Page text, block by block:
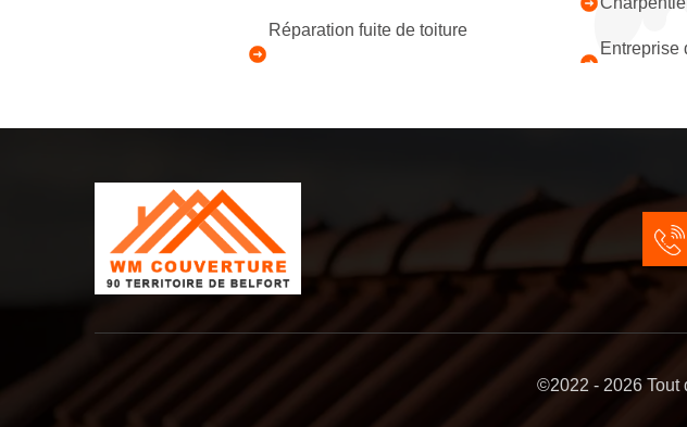
Réparation fuite de toiture
Entreprise
©2022 - 2026 Tout